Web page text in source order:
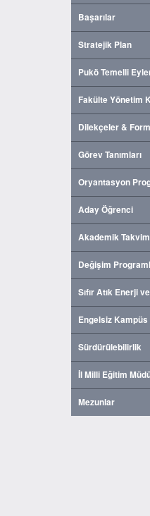
Başarılar
Stratejik Plan
Pukö Temelli
Fakülte Yönetim
Dilekçeler &
Görev Tanımları
Oryantasyon
Aday Öğrenci
Akademik Takvim
Değişim
Sıfır Atık Enerji
Engelsiz Kampüs
Sürdürülebilirlik
İl Milli Eğitim
Mezunlar